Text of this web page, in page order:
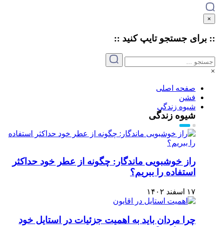
×
:: برای جستجو تایپکنید ::
×
صفحه اصلی
فشن
شیوه زندگی
شیوه زندگی
راز خوشبویی ماندگار: چگونه از عطر خود حداکثر
استفاده را ببریم؟
۱۷ اسفند ۱۴۰۲
چرا مردان باید به اهمیت جزئیات در استایل خود